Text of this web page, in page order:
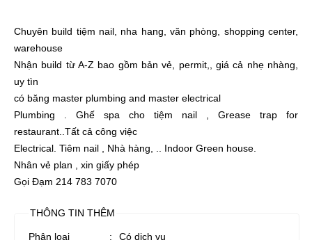
Chuyên build tiệm nail, nha hang, văn phòng, shopping center,
warehouse
Nhận build từ A-Z bao gồm bản vẻ, permit,, giá cả nhẹ nhàng,
uy tìn
có băng master plumbing and master electrical
Plumbing . Ghế spa cho tiệm nail , Grease trap for
restaurant..Tất cả công việc
Electrical. Tiêm nail , Nhà hàng, .. Indoor Green house.
Nhân vẻ plan , xin giấy phép
Gọi Đạm 214 783 7070
THÔNG TIN THÊM
Phân loại :
Có dịch vụ